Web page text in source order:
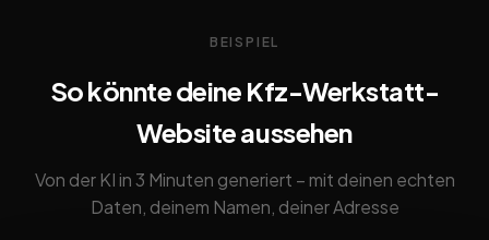
BEISPIEL
So könnte deine Kfz-Werkstatt-
Website aussehen
Von der KI in 3 Minuten generiert – mit deinen echten
Daten, deinem Namen, deiner Adresse